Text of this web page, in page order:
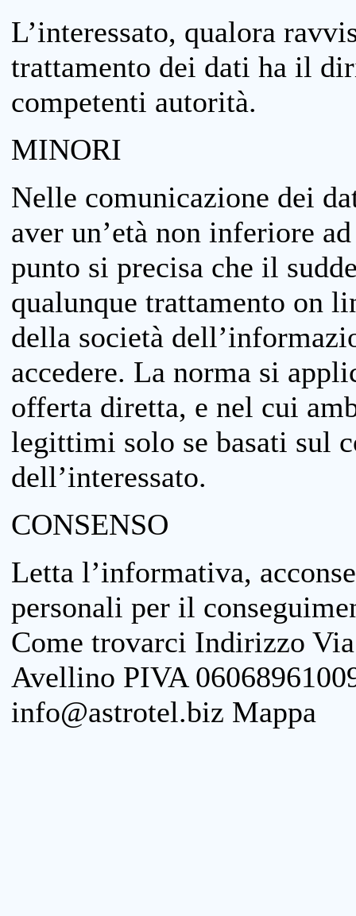
L’interessato, qualora
trattamento dei dati ha il
competenti autorità.
MINORI
Nelle comunicazione dei
aver un’età non inferiore
punto si precisa che il
qualunque trattamento on
della società
accedere. La norma si
offerta diretta, e nel cui
legittimi solo se basati sul
dell’interessato.
CONSENSO
Letta l’informativa,
personali per il
Come trovarci Indirizzo
Avellino PIVA
info@astrotel.biz Mappa